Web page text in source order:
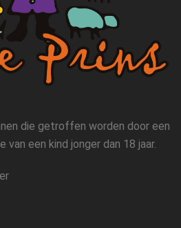
die getroffen worden door een
een kind jonger dan 18 jaar.